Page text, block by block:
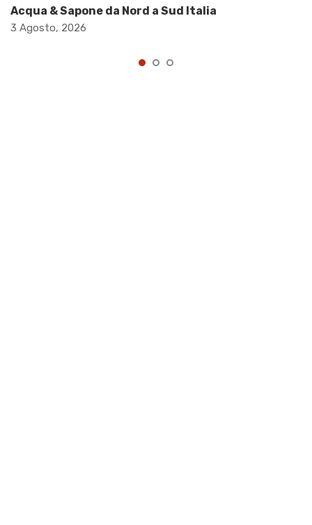
Acqua & Sapone da Nord a Sud Italia
3 Agosto, 2026